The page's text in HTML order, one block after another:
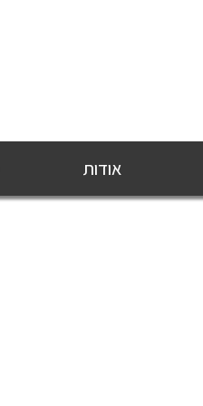
אודות